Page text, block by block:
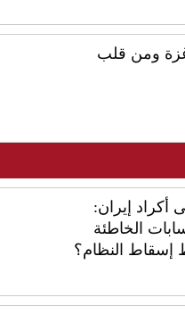
ومن قلب
أكراد إيران:
الخاطئة
إسقاط النظام؟